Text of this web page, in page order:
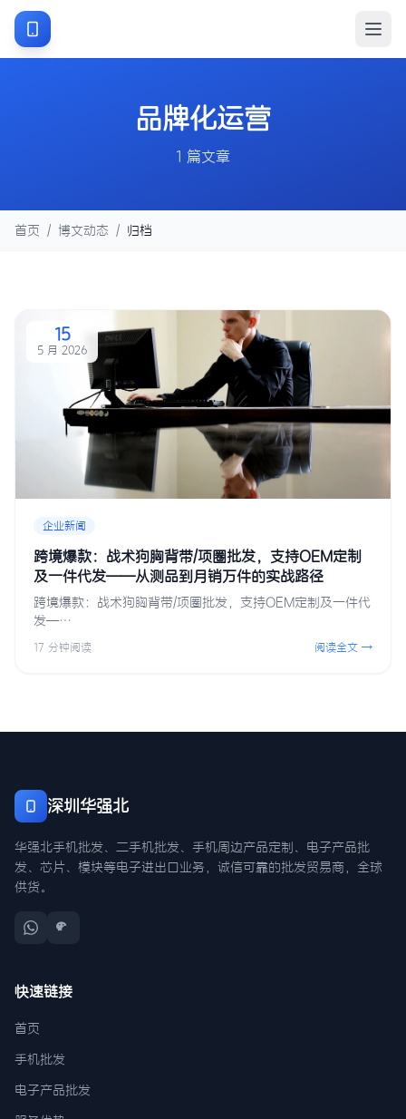
品牌化运营
1 篇文章
首页 / 博文动态 / 归档
15
5 月 2026
企业新闻
跨境爆款：战术狗胸背带/项圈批发，支持OEM定制
及一件代发——从测品到月销万件的实战路径
跨境爆款：战术狗胸背带/项圈批发，支持OEM定制及一件代
发—…
17 分钟阅读 阅读全文 →
深圳华强北
华强北手机批发、二手机批发、手机周边产品定制、电子产品批
发、芯片、模块等电子进出口业务，诚信可靠的批发贸易商，全球
供货。
快速链接
首页
手机批发
电子产品批发